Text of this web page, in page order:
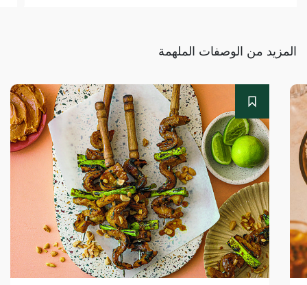
المزيد من الوصفات الملهمة